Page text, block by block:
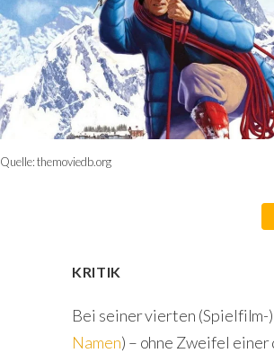
Quelle:themoviedb.org
KRITIK
Bei seiner vierten
Namen) – ohne Zweifel